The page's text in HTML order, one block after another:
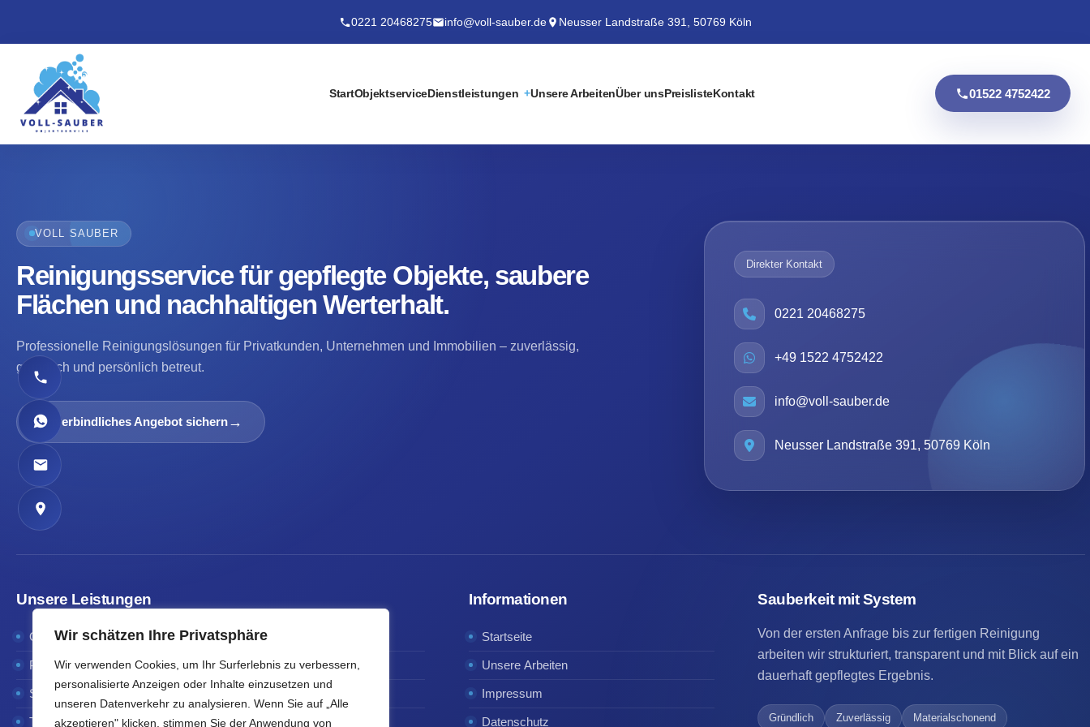
Wir schätzen Ihre Privatsphäre
Wir verwenden Cookies, um Ihr Surferlebnis zu verbessern,
personalisierte Anzeigen oder Inhalte einzusetzen und
unseren Datenverkehr zu analysieren. Wenn Sie auf „Alle
akzeptieren" klicken, stimmen Sie der Anwendung von
0221 20468275 info@voll-sauber.de Neusser Landstraße 391, 50769 Köln
StartObjektserviceDienstleistungen Unsere ArbeitenÜber unsPreislisteKontakt 01522 4752422
VOLL SAUBER
Reinigungsservice für gepflegte Objekte, saubere
Flächen und nachhaltigen Werterhalt.
Professionelle Reinigungslösungen für Privatkunden, Unternehmen und Immobilien – zuverlässig,
gründlich und persönlich betreut.
Unverbindliches Angebot sichern→
Direkter Kontakt
0221 20468275
+49 1522 4752422
info@voll-sauber.de
Neusser Landstraße 391, 50769 Köln
Unsere Leistungen
Objektservice
Polsterreinigung
Steinreinigung
Teppichbodenreinigung
Teppichreinigung
Terrassenreinigung
Dachrinnenreinigung
Informationen
Startseite
Unsere Arbeiten
Impressum
Datenschutz
Sauberkeit mit System
Von der ersten Anfrage bis zur fertigen Reinigung
arbeiten wir strukturiert, transparent und mit Blick auf ein
dauerhaft gepflegtes Ergebnis.
Gründlich Zuverlässig Materialschonend